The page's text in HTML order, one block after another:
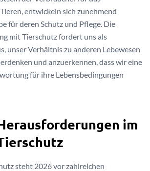
entwickeln sich zunehmend
für deren Schutz und Pflege. Die
mit Tierschutz fordert uns als
unser Verhältnis zu anderen Lebewesen
und anzuerkennen, dass wir eine
für ihre Lebensbedingungen
im
steht 2026 vor zahlreichen